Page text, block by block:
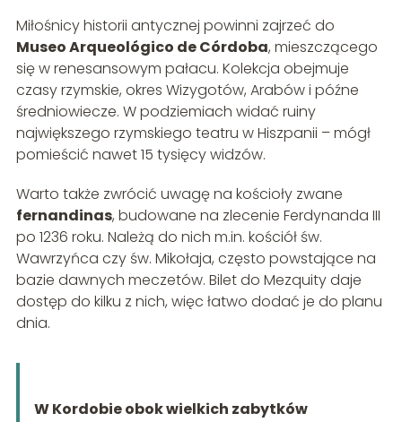
Miłośnicy historii antycznej powinni zajrzeć do
Museo Arqueológico de Córdoba, mieszczącego
się w renesansowym pałacu. Kolekcja obejmuje
czasy rzymskie, okres Wizygotów, Arabów i późne
średniowiecze. W podziemiach widać ruiny
największego rzymskiego teatru w Hiszpanii – mógł
pomieścić nawet 15 tysięcy widzów.
Warto także zwrócić uwagę na kościoły zwane
fernandinas, budowane na zlecenie Ferdynanda III
po 1236 roku. Należą do nich m.in. kościół św.
Wawrzyńca czy św. Mikołaja, często powstające na
bazie dawnych meczetów. Bilet do Mezquity daje
dostęp do kilku z nich, więc łatwo dodać je do planu
dnia.
W Kordobie obok wielkich zabytków